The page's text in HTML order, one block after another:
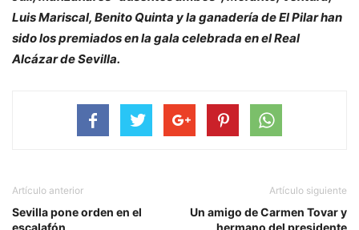
Luis Mariscal, Benito Quinta y la ganadería de El Pilar han
sido los premiados en la gala celebrada en el Real
Alcázar de Sevilla.
Artículo anterior
Sevilla pone orden en el
Artículo siguiente
Un amigo de Carmen Tovar y